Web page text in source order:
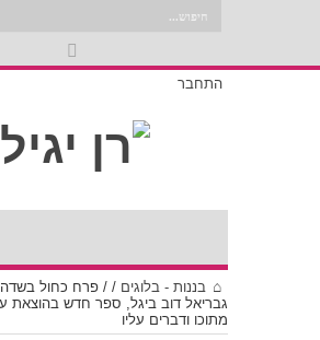
התחבר
בננות - בלוגים /
/ פרח כחול בשדה
גבריאל דוב ביגל, ספר חדש בהוצאת
מתוכו ודברים עליו